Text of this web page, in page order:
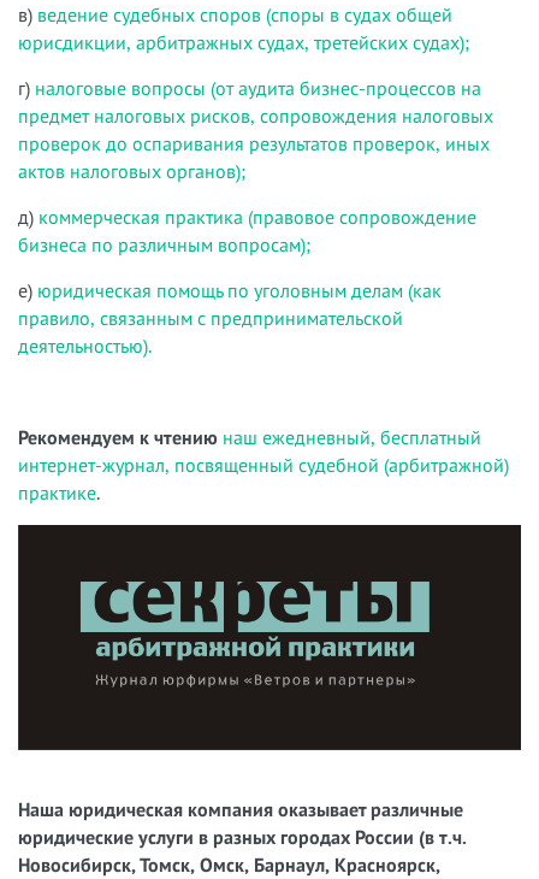
в) ведение судебных споров (споры в судах общей
юрисдикции, арбитражных судах, третейских судах);
г) налоговые вопросы (от аудита бизнес-процессов на
предмет налоговых рисков, сопровождения налоговых
проверок до оспаривания результатов проверок, иных
актов налоговых органов);
д) коммерческая практика (правовое сопровождение
бизнеса по различным вопросам);
е) юридическая помощь по уголовным делам (как
правило, связанным с предпринимательской
деятельностью).
Рекомендуем к чтению наш ежедневный, бесплатный
интернет-журнал, посвященный судебной (арбитражной)
практике.
Наша юридическая компания оказывает различные
юридические услуги в разных городах России (в т.ч.
Новосибирск, Томск, Омск, Барнаул, Красноярск,